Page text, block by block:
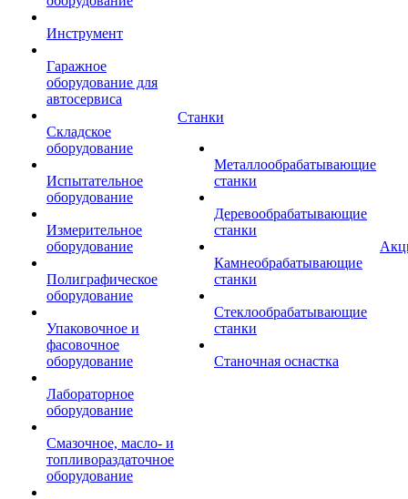
Инструмент
Гаражное
оборудование для
автосервиса
Складское
оборудование
Испытательное
оборудование
Измерительное
оборудование
Полиграфическое
оборудование
Упаковочное и
фасовочное
оборудование
Лабораторное
оборудование
Смазочное, масло- и
топливораздаточное
оборудование
Станки
Металлообрабатывающие
станки
Деревообрабатывающие
станки
Камнеобрабатывающие
станки
Стеклообрабатывающие
станки
Станочная оснастка